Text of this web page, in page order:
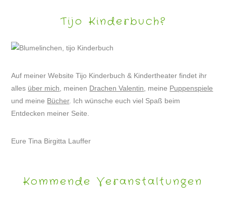
Tijo Kinderbuch?
Auf meiner Website Tijo Kinderbuch & Kindertheater findet ihr
alles über mich , meinen Drachen Valentin , meine Puppenspiele
und meine Bücher. Ich wünsche euch viel Spaß beim
Entdecken meiner Seite.
Eure Tina Birgitta Lauffer
Kommende Veranstaltungen